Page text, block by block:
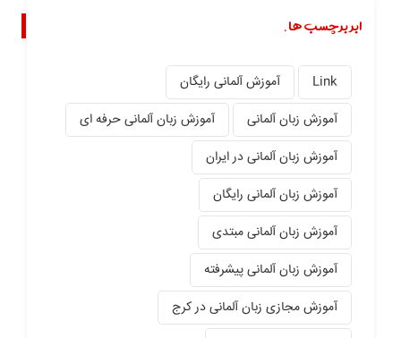
ابر برچسب ها.
Link
آموزش آلمانی رایگان
آموزش زبان آلمانی
آموزش زبان آلمانی حرفه ای
آموزش زبان آلمانی در ایران
آموزش زبان آلمانی رایگان
آموزش زبان آلمانی مبتدی
آموزش زبان آلمانی پیشرفته
آموزش مجازی زبان آلمانی در کرج